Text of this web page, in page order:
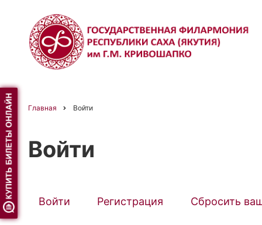
основному
содержанию
навигации
Главная Войти
Войти
Войти (активная
Регистрация Сбросить